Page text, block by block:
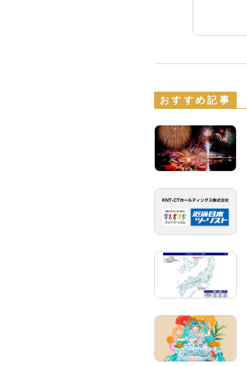
おすすめ記事